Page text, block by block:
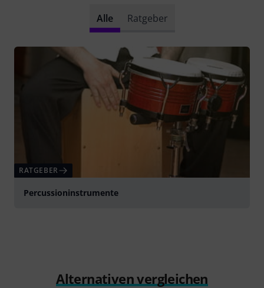
Alle Ratgeber
RATGEBER
Percussioninstrumente
Alternativen vergleichen